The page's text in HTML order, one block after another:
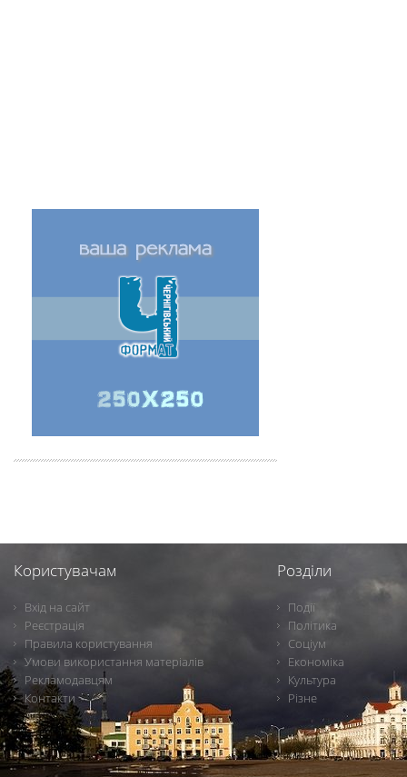
Користувачам
Вхід на сайт
Реєстрація
Правила користування
Умови використання матеріалів
Рекламодавцям
Контакти
Розділи
Події
Політика
Соціум
Економіка
Культура
Різне